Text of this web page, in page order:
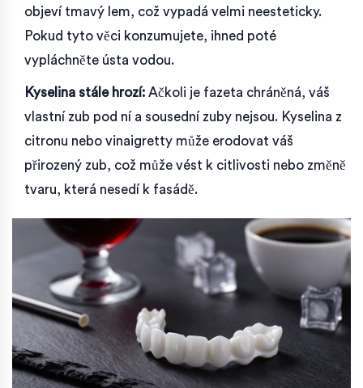
objeví tmavý lem, což vypadá velmi neesteticky.
Pokud tyto věci konzumujete, ihned poté
vypláchněte ústa vodou.
Kyselina stále hrozí: Ačkoli je fazeta chráněná, váš
vlastní zub pod ní a sousední zuby nejsou. Kyselina z
citronu nebo vinaigretty může erodovat váš
přirozený zub, což může vést k citlivosti nebo změně
tvaru, která nesedí k fasádě.